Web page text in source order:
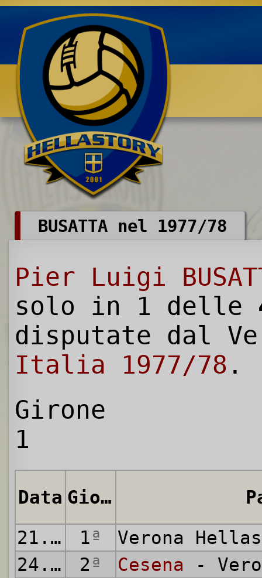
Benvenuti su HELLASTORY.net
BUSATTA nel 1977/78
Pier Luigi
solo in 1 delle
disputate dal
Italia 1977/78 .
Girone
1
Data Giornata
21.08.1977
1ª
Verona
24.08.1977
2ª Cesena -